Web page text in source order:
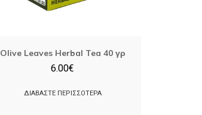
Olive Leaves Herbal Tea 40 γρ
6.00€
ΔΙΑΒΆΣΤΕ ΠΕΡΙΣΣΌΤΕΡΑ